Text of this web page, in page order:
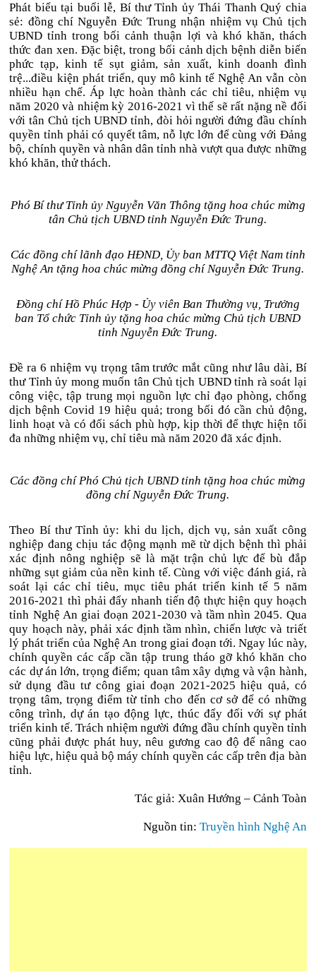
Phát biểu tại buổi lễ, Bí thư Tỉnh ủy Thái Thanh Quý chia
sẻ: đồng chí Nguyễn Đức Trung nhận nhiệm vụ Chủ tịch
UBND tỉnh trong bối cảnh thuận lợi và khó khăn, thách
thức đan xen. Đặc biệt, trong bối cảnh dịch bệnh diễn biến
phức tạp, kinh tế sụt giảm, sản xuất, kinh doanh đình
trệ...điều kiện phát triển, quy mô kinh tế Nghệ An vẫn còn
nhiều hạn chế. Áp lực hoàn thành các chỉ tiêu, nhiệm vụ
năm 2020 và nhiệm kỳ 2016-2021 vì thế sẽ rất nặng nề đối
với tân Chủ tịch UBND tỉnh, đòi hỏi người đứng đầu chính
quyền tỉnh phải có quyết tâm, nỗ lực lớn để cùng với Đảng
bộ, chính quyền và nhân dân tỉnh nhà vượt qua được những
khó khăn, thử thách.
Phó Bí thư Tỉnh ủy Nguyễn Văn Thông tặng hoa chúc mừng
tân Chủ tịch UBND tỉnh Nguyễn Đức Trung.
Các đồng chí lãnh đạo HĐND, Ủy ban MTTQ Việt Nam tỉnh
Nghệ An tặng hoa chúc mừng đồng chí Nguyễn Đức Trung.
Đồng chí Hồ Phúc Hợp - Ủy viên Ban Thường vụ, Trưởng
ban Tổ chức Tỉnh ủy tặng hoa chúc mừng Chủ tịch UBND
tỉnh Nguyễn Đức Trung.
Đề ra 6 nhiệm vụ trọng tâm trước mắt cũng như lâu dài, Bí
thư Tỉnh ủy mong muốn tân Chủ tịch UBND tỉnh rà soát lại
công việc, tập trung mọi nguồn lực chỉ đạo phòng, chống
dịch bệnh Covid 19 hiệu quả; trong bối đó cần chủ động,
linh hoạt và có đối sách phù hợp, kịp thời để thực hiện tối
đa những nhiệm vụ, chỉ tiêu mà năm 2020 đã xác định.
Các đồng chí Phó Chủ tịch UBND tỉnh tặng hoa chúc mừng
đồng chí Nguyễn Đức Trung.
Theo Bí thư Tỉnh ủy: khi du lịch, dịch vụ, sản xuất công
nghiệp đang chịu tác động mạnh mẽ từ dịch bệnh thì phải
xác định nông nghiệp sẽ là mặt trận chủ lực để bù đắp
những sụt giảm của nền kinh tế. Cùng với việc đánh giá, rà
soát lại các chỉ tiêu, mục tiêu phát triển kinh tế 5 năm
2016-2021 thì phải đẩy nhanh tiến độ thực hiện quy hoạch
tỉnh Nghệ An giai đoạn 2021-2030 và tầm nhìn 2045. Qua
quy hoạch này, phải xác định tầm nhìn, chiến lược và triết
lý phát triển của Nghệ An trong giai đoạn tới. Ngay lúc này,
chính quyền các cấp cần tập trung tháo gỡ khó khăn cho
các dự án lớn, trọng điểm; quan tâm xây dựng và vận hành,
sử dụng đầu tư công giai đoạn 2021-2025 hiệu quả, có
trọng tâm, trọng điểm từ tỉnh cho đến cơ sở để có những
công trình, dự án tạo động lực, thúc đẩy đối với sự phát
triển kinh tế. Trách nhiệm người đứng đầu chính quyền tỉnh
cũng phải được phát huy, nêu gương cao độ để nâng cao
hiệu lực, hiệu quả bộ máy chính quyền các cấp trên địa bàn
tỉnh.
Tác giả: Xuân Hướng – Cảnh Toàn
Nguồn tin: Truyền hình Nghệ An